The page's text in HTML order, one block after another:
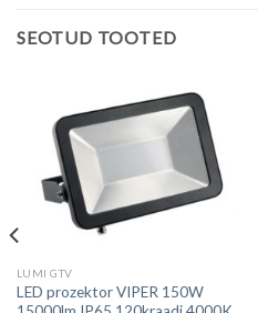
SEOTUD TOOTED
LUMI GTV
LED prozektor VIPER 150W